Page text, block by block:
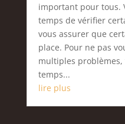
important pour tous.
temps de vérifier
vous assurer que
place. Pour ne pas
multiples
temps...
lire plus